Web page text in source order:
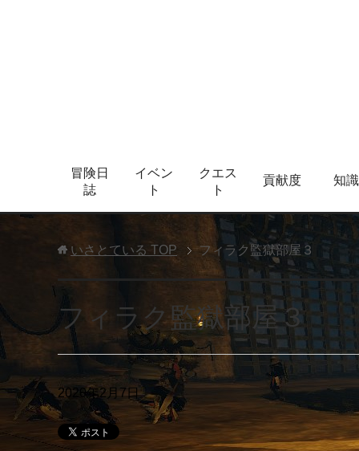
冒険日
誌
イベン
ト
クエス
ト
貢献度 知識
いさとている TOP フィラク監獄部屋３
フィラク監獄部屋３
2020年2月7日